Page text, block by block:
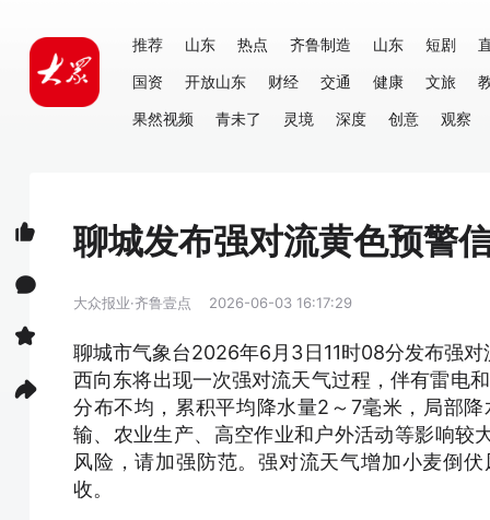
推荐 山东 热点 齐鲁制造 山东 短剧
国资
开放山东 财经 交通 健康 文旅
果然视频
青未了 灵境 深度 创意 观察
聊城发布强对流黄色预警
大众报业·齐鲁壹点 2026-06-03 16:17:29
聊城市气象台2026年6月3日11时08分发布强
西向东将出现一次强对流天气过程，伴有雷电
分布不均，累积平均降水量2～7毫米，局部
输、农业生产、高空作业和户外活动等影响较
风险，请加强防范。强对流天气增加小麦倒
收。